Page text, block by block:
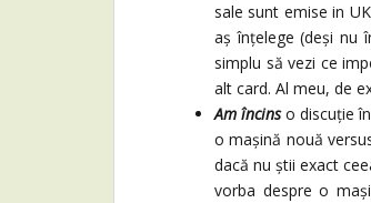
sale sunt emise in
aș înțelege (deși nu
simplu să vezi ce
alt card. Al meu, de
Am încins o discuție
o mașină nouă
dacă nu știi exact
vorba despre o